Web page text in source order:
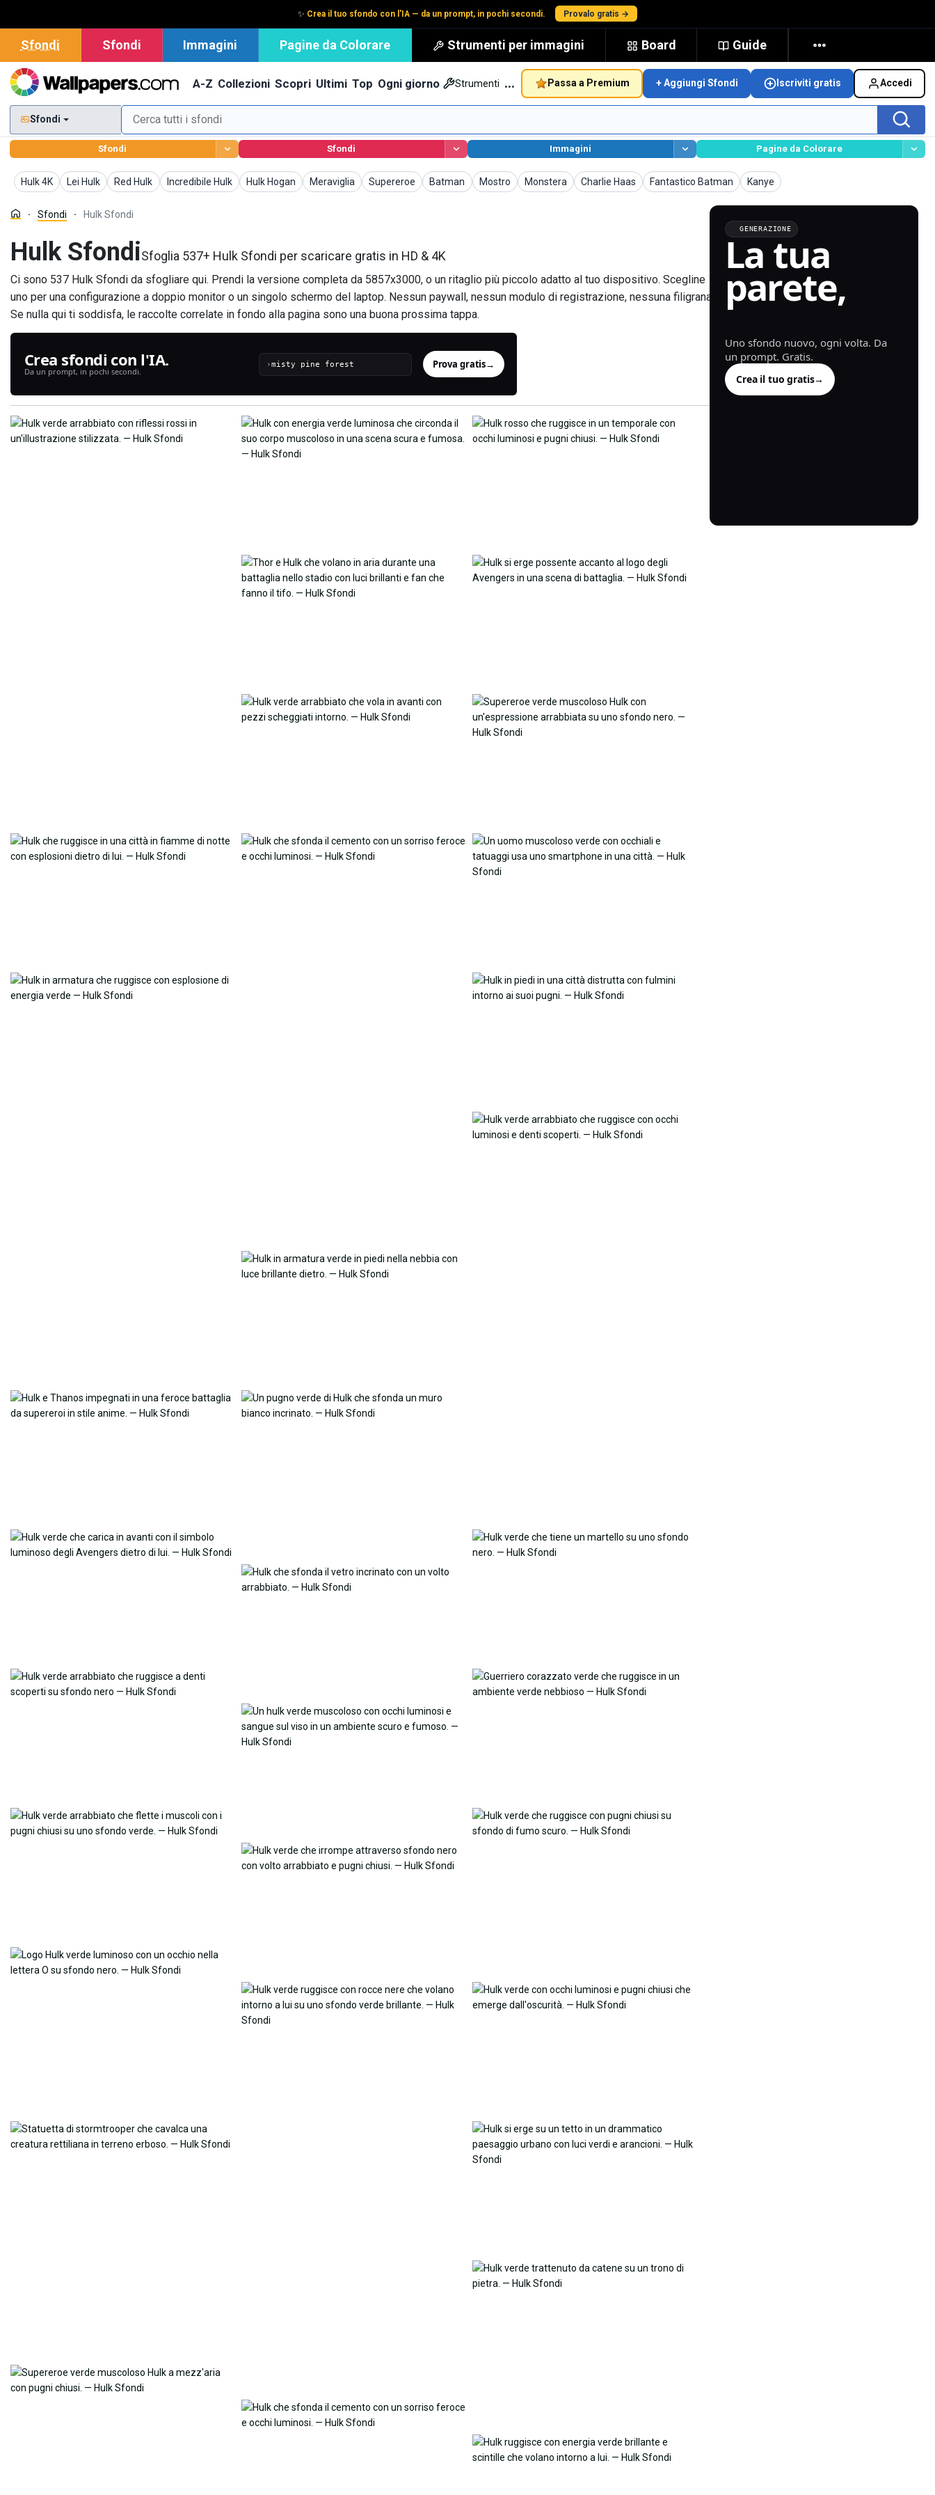
✨ Crea il tuo sfondo con l'IA — da un prompt, in pochi secondi. Provalo gratis →
Sfondi Sfondi Immagini Pagine da Colorare Strumenti per immagini Board Guide
A-Z Collezioni Scopri Ultimi Top Ogni giorno Strumenti … Passa a Premium + Aggiungi Sfondi Iscriviti gratis Accedi
Sfondi
Sfondi Sfondi Immagini Pagine da Colorare
Hulk 4K
Sfondi Lei Hulk
Sfondi Red Hulk
Sfondi Incredibile Hulk
Sfondi Hulk Hogan
Sfondi Meraviglia
Sfondi Supereroe
Sfondi Batman
Sfondi Mostro
Sfondi Monstera
Sfondi Charlie Haas
Sfondi Fantastico Batman
Sfondi Kanye
Sfondi
Sfondi Hulk Sfondi
Hulk SfondiSfoglia 537+ Hulk Sfondi per scaricare gratis in HD & 4K
Ci sono 537 Hulk Sfondi da sfogliare qui. Prendi la versione completa da 5857x3000, o un ritaglio più piccolo adatto al tuo dispositivo. Scegline
uno per una configurazione a doppio monitor o un singolo schermo del laptop. Nessun paywall, nessun modulo di registrazione, nessuna filigrana.
Se nulla qui ti soddisfa, le raccolte correlate in fondo alla pagina sono una buona prossima tappa.
Crea sfondi con l'IA.
Da un prompt, in pochi secondi.
› Prova gratis→
GENERAZIONE
La tua
parete,
generata.
Uno sfondo nuovo, ogni volta. Da
un prompt. Gratis.
Crea il tuo gratis→